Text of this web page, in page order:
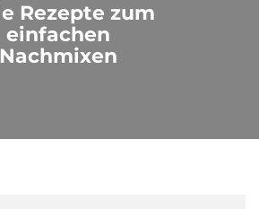
Rezepte zum
einfachen
Nachmixen